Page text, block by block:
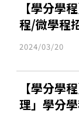
【學分學
程/微學程
2024/03/20
【學分學
理」學分